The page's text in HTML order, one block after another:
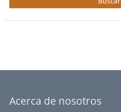
Acerca de nosotros